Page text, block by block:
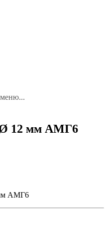
меню...
12 мм АМГ6
АМГ6